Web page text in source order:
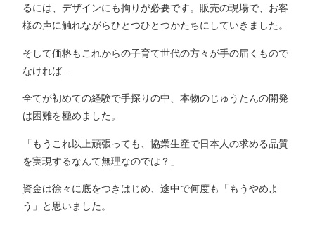
るには、デザインにも拘りが必要です。販売の現場で、お客
様の声に触れながらひとつひとつかたちにしていきました。
そして価格もこれからの子育て世代の方々が手の届くもので
なければ…
全てが初めての経験で手探りの中、本物のじゅうたんの開発
は困難を極めました。
「もうこれ以上頑張っても、協業生産で日本人の求める品質
を実現するなんて無理なのでは？」
資金は徐々に底をつきはじめ、途中で何度も「もうやめよ
う」と思いました。